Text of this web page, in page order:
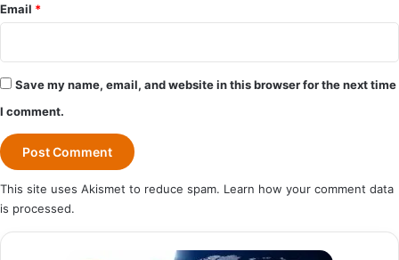
Email *
Save my name, email, and website in this browser for the next time
I comment.
This site uses Akismet to reduce spam. Learn how your comment data
is processed.